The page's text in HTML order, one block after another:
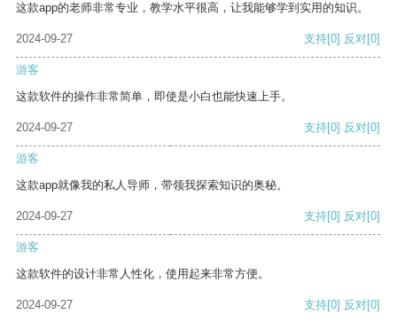
这款app的老师非常专业，教学水平很高，让我能够学到实用的知识。
2024-09-27 支持[0] 反对[0]
游客
这款软件的操作非常简单，即使是小白也能快速上手。
2024-09-27 支持[0] 反对[0]
游客
这款app就像我的私人导师，带领我探索知识的奥秘。
2024-09-27 支持[0] 反对[0]
游客
这款软件的设计非常人性化，使用起来非常方便。
2024-09-27 支持[0] 反对[0]